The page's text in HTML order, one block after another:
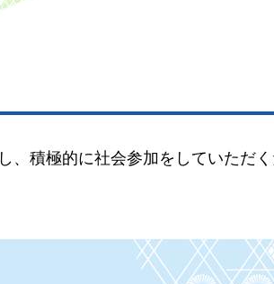
、積極的に社会参加をしていただ